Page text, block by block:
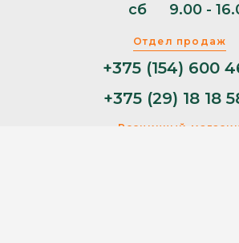
Отдел продаж
+375 (154) 600
+375 (29) 18 18
Розничный магазин
сб
9.00 -